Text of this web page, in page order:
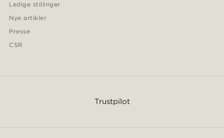
Ledige stillinger
Nye artikler
Presse
CSR
Trustpilot